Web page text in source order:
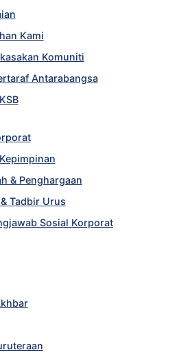
Kami
Komuniti
Antarabangsa
& Penghargaan
Tadbir Urus
Sosial Korporat